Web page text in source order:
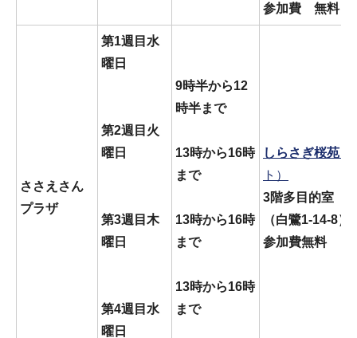
参加費 無料
ささえさん
プラザ
第1週目水
曜日
第2週目火
曜日
第3週目木
曜日
第4週目水
曜日
9時半から12
時半まで
13時から16時
まで
13時から16時
まで
13時から16時
まで
しらさぎ桜苑
ト）
3階多目的室
（白鷺1-14-8）
参加費無料